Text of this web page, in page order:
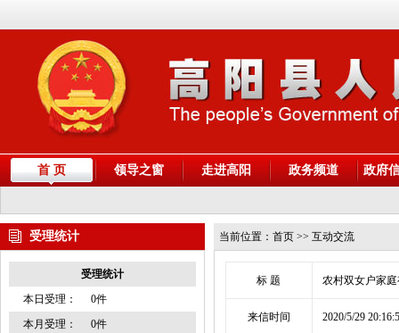
首 页 领导之窗 走进高阳 政务频道 政府
受理统计
受理统计
本日受理：
0件
本月受理：
0件
当前位置： 首页 >> 互动交流
标 题 农村双女户家
来信时间 2020/5/29